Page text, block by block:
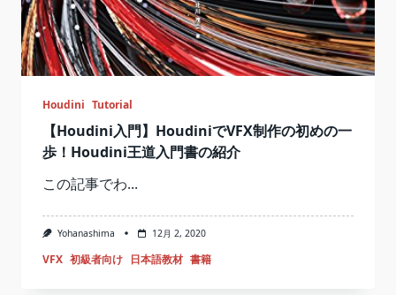
Houdini Tutorial
【Houdini入門】HoudiniでVFX制作の初めの一
歩！Houdini王道入門書の紹介
この記事でわ...
Yohanashima 12月 2, 2020
VFX 初級者向け 日本語教材 書籍